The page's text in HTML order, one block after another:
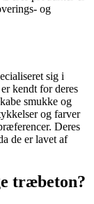
og
sig i
kendt for deres
smukke og
og farver
Deres
de er lavet af
træbeton?